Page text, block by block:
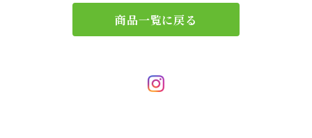
商品一覧に戻る